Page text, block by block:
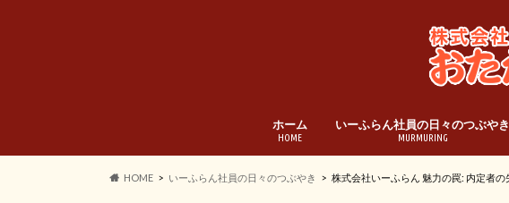
ホーム
HOME
いーふらん社員の日々のつぶやき
MURMURING
HOME いーふらん社員の日々のつぶやき 株式会社いーふらん 魅力の罠: 内定者の